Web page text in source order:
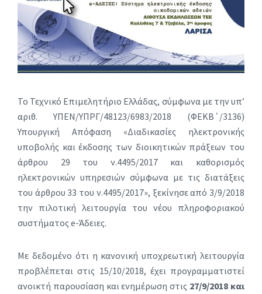
Το Τεχνικό Επιμελητήριο Ελλάδας, σύμφωνα με την υπ’
αριθ. ΥΠΕΝ/ΥΠΡΓ/48123/6983/2018 (ΦΕΚΒ΄/3136)
Υπουργική Απόφαση «Διαδικασίες ηλεκτρονικής
υποβολής και έκδοσης των διοικητικών πράξεων του
άρθρου 29 του ν.4495/2017 και καθορισμός
ηλεκτρονικών υπηρεσιών σύμφωνα με τις διατάξεις
του άρθρου 33 του ν.4495/2017», ξεκίνησε από 3/9/2018
την πιλοτική λειτουργία του νέου πληροφοριακού
συστήματος e-Άδειες.
Με δεδομένο ότι η κανονική υποχρεωτική λειτουργία
προβλέπεται στις 15/10/2018, έχει προγραμματιστεί
ανοικτή παρουσίαση και ενημέρωση στις 27/9/2018 και